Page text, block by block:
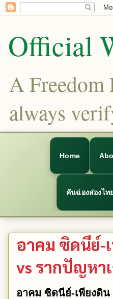
Official
A Freedom
always
Home
คันฉ่องส่องไท
อาคม ซิดนีย์-
vs รากปัญหา
อาคม ซิดนีย์-เพียงดิ